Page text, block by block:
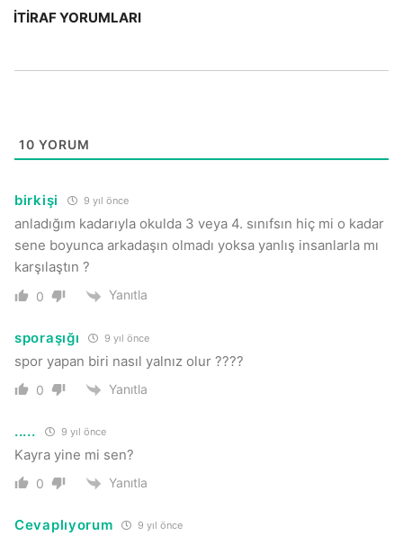
İTIRAF YORUMLARI
10 YORUM
birkişi 9 yıl önce
anladığım kadarıyla okulda 3 veya 4. sınıfsın hiç mi o kadar
sene boyunca arkadaşın olmadı yoksa yanlış insanlarla mı
karşılaştın ?
0 Yanıtla
sporaşığı 9 yıl önce
spor yapan biri nasıl yalnız olur ????
0 Yanıtla
..... 9 yıl önce
Kayra yine mi sen?
0 Yanıtla
Cevaplıyorum 9 yıl önce